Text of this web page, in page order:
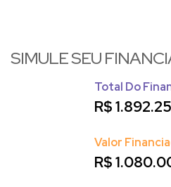
SIMULE SEU
Total Do
R$
Valor
R$